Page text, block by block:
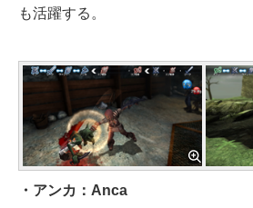
も活躍する。
・アンカ：Anca